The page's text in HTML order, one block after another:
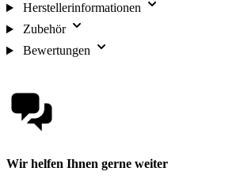
Herstellerinformationen
Zubehör
Bewertungen
Wir helfen Ihnen gerne weiter